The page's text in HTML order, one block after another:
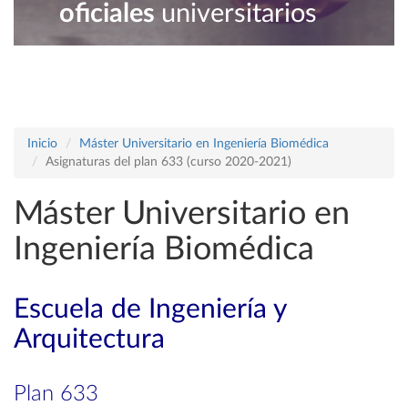
oficiales universitarios
Inicio
Máster Universitario en Ingeniería Biomédica
Asignaturas del plan 633 (curso 2020-2021)
Máster Universitario en
Ingeniería Biomédica
Escuela de Ingeniería y
Arquitectura
Plan 633